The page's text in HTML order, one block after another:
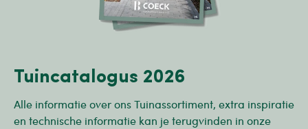
Tuincatalogus 2026
Alle informatie over ons Tuinassortiment, extra inspiratie
en technische informatie kan je terugvinden in onze